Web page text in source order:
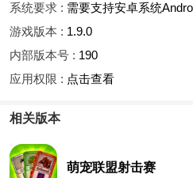
系统要求 : 需要支持安卓系统
游戏版本 : 1.9.0
内部版本号 : 190
应用权限 : 点击查看
相关版本
萌宠联盟射击赛